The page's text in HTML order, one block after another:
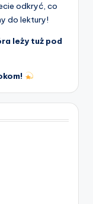
odkryć, co
do lektury!
leży tuż pod